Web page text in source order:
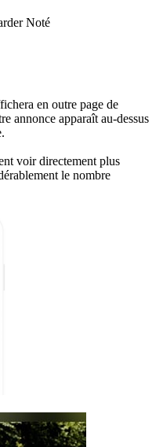
Noté
en outre page de
annonce apparaît au-dessus
voir directement plus
le nombre